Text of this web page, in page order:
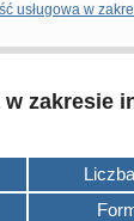
usługowa w
w zakresie